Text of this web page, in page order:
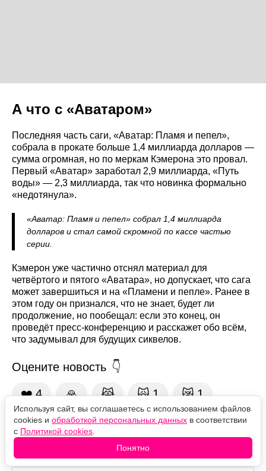
А что с «Аватаром»
Последняя часть саги, «Аватар: Пламя и пепел»,
собрала в прокате больше 1,4 миллиарда долларов —
сумма огромная, но по меркам Кэмерона это провал.
Первый «Аватар» заработал 2,9 миллиарда, «Путь
воды» — 2,3 миллиарда, так что новинка формально
«недотянула».
«Аватар: Пламя и пепел» собрал 1,4 миллиарда
долларов и стал самой скромной по кассе частью
серии.
Кэмерон уже частично отснял материал для
четвёртого и пятого «Аватара», но допускает, что сага
может завершиться и на «Пламени и пепле». Ранее в
этом году он признался, что не знает, будет ли
продолжение, но пообещал: если это конец, он
проведёт пресс-конференцию и расскажет обо всём,
что задумывал для будущих сиквелов.
Оцените новость
❤️ 4 🙏 😹 🙀 1 😿 1
Комментарии
Используя сайт, вы соглашаетесь с использованием файлов
cookies и обработкой персональных данных в соответствии
с Политикой cookies
Понятно